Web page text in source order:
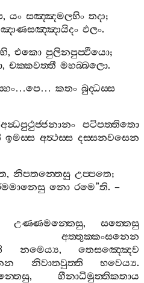
,යං සඤ‍්ඤමලභිං තදා;
ඤාණසඤ‍්ඤායිදං ඵලං.
,එකො පුලිනපුප‍්ඵියො;
,චක‍්කවත‍්තී මහබ‍්බලො.
…පෙ…කතං බුද‍්ධස‍්ස
අන්‍ධපුථුජ‍්ජනානං
පටිපත‍්තිතො
ඉමස‍්ස අත්‍ථස‍්ස දස‍්සනවසෙන
,නිපතන‍්තෙසු උප‍්පතෙ;
නො රමෙ”ති. –
උණ‍්ණමන‍්තෙසු,සත‍්තෙසු
අත‍්තුක‍්කංසනෙන
නමෙය්‍ය,තෙසඤ‍්ඤෙව
නිවාතවුත‍්ති භවෙය්‍ය.
, හීනාධිමුත‍්තිකතාය